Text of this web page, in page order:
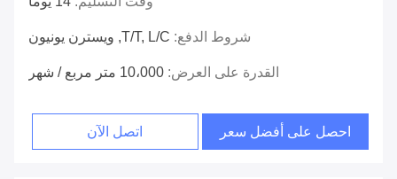
شروط الدفع: T/T, L/C, ويسترن يونيون
القدرة على العرض: 10،000 متر مربع / شهر
احصل على أفضل سعر اتصل الآن